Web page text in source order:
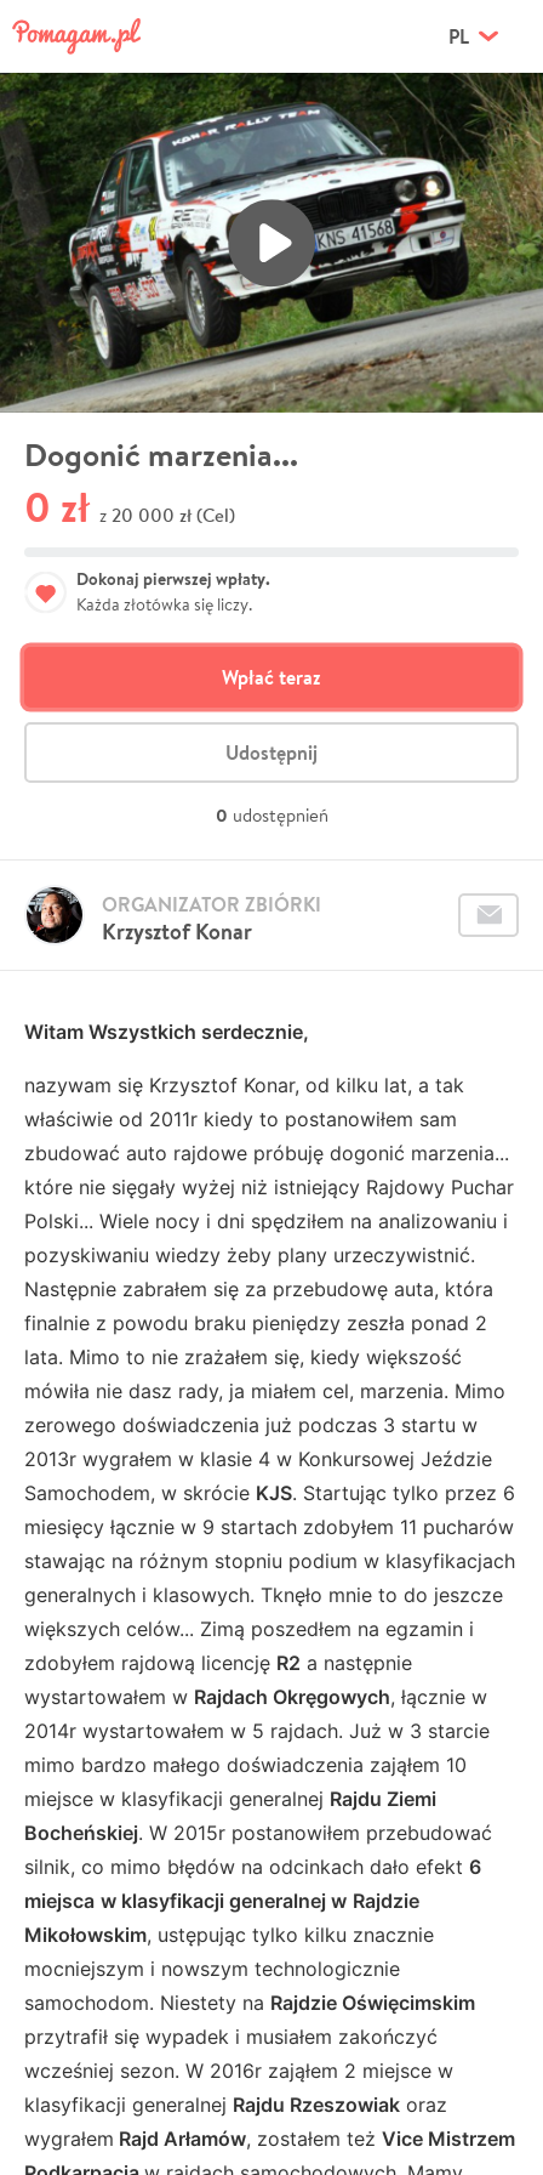
PL
Dogonić marzenia...
0 zł z 20 000 zł (Cel)
Dokonaj pierwszej wpłaty.
Każda złotówka się liczy.
Wpłać teraz
Udostępnij
0 udostępnień
Krzysztof Konar
ORGANIZATOR ZBIÓRKI
Witam Wszystkich serdecznie,
nazywam się Krzysztof Konar, od kilku lat, a tak
właściwie od 2011r kiedy to postanowiłem sam
zbudować auto rajdowe próbuję dogonić marzenia...
które nie sięgały wyżej niż istniejący Rajdowy Puchar
Polski... Wiele nocy i dni spędziłem na analizowaniu i
pozyskiwaniu wiedzy żeby plany urzeczywistnić.
Następnie zabrałem się za przebudowę auta, która
finalnie z powodu braku pieniędzy zeszła ponad 2
lata. Mimo to nie zrażałem się, kiedy większość
mówiła nie dasz rady, ja miałem cel, marzenia. Mimo
zerowego doświadczenia już podczas 3 startu w
2013r wygrałem w klasie 4 w Konkursowej Jeździe
Samochodem, w skrócie KJS. Startując tylko przez 6
miesięcy łącznie w 9 startach zdobyłem 11 pucharów
stawając na różnym stopniu podium w klasyfikacjach
generalnych i klasowych. Tknęło mnie to do jeszcze
większych celów... Zimą poszedłem na egzamin i
zdobyłem rajdową licencję R2 a następnie
wystartowałem w Rajdach Okręgowych, łącznie w
2014r wystartowałem w 5 rajdach. Już w 3 starcie
mimo bardzo małego doświadczenia zająłem 10
miejsce w klasyfikacji generalnej Rajdu Ziemi
Bocheńskiej. W 2015r postanowiłem przebudować
silnik, co mimo błędów na odcinkach dało efekt 6
miejsca w klasyfikacji generalnej w Rajdzie
Mikołowskim, ustępując tylko kilku znacznie
mocniejszym i nowszym technologicznie
samochodom. Niestety na Rajdzie Oświęcimskim
przytrafił się wypadek i musiałem zakończyć
wcześniej sezon. W 2016r zająłem 2 miejsce w
klasyfikacji generalnej Rajdu Rzeszowiak oraz
wygrałem Rajd Arłamów, zostałem też Vice Mistrzem